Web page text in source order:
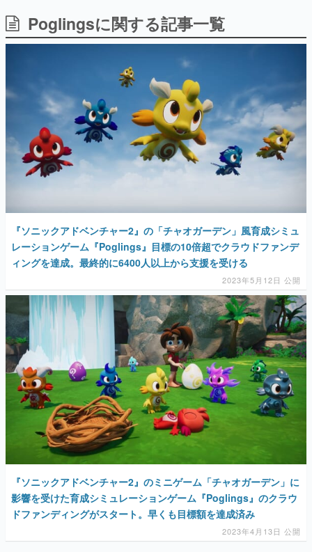
「経験値」「裏技」「ラスボス」… ゲームにまつわる言葉
の起源や用法の変遷を、コンピューター文化史研究家・タ
イニーP氏が徹底調査。
カテゴリ
特集記事
マンガ
女性向け
その他
電ファミニコゲーマーとは？
Poglingsに関する記事一覧
『ソニックアドベンチャー2』の「チャオガーデン」風育成シミュ
レーションゲーム『Poglings』目標の10倍超でクラウドファンデ
ィングを達成。最終的に6400人以上から支援を受ける
2023年5月12日 公開
『ソニックアドベンチャー2』のミニゲーム「チャオガーデン」に
影響を受けた育成シミュレーションゲーム『Poglings』のクラウ
ドファンディングがスタート。早くも目標額を達成済み
2023年4月13日 公開